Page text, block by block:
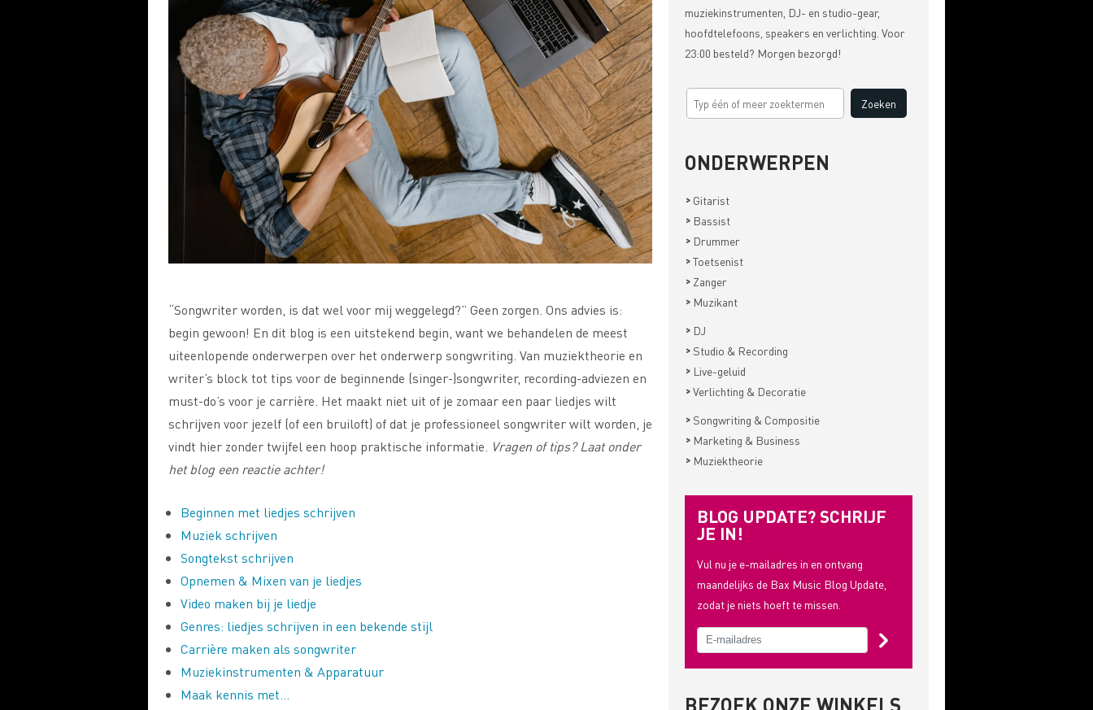
“Songwriter worden, is dat wel voor mij weggelegd?” Geen zorgen. Ons advies is:
begin gewoon! En dit blog is een uitstekend begin, want we behandelen de meest
uiteenlopende onderwerpen over het onderwerp songwriting. Van muziektheorie en
writer’s block tot tips voor de beginnende (singer-)songwriter, recording-adviezen en
must-do’s voor je carrière. Het maakt niet uit of je zomaar een paar liedjes wilt
schrijven voor jezelf (of een bruiloft) of dat je professioneel songwriter wilt worden, je
vindt hier zonder twijfel een hoop praktische informatie. Vragen of tips? Laat onder
het blog een reactie achter!
Beginnen met liedjes schrijven
Muziek schrijven
Songtekst schrijven
Opnemen & Mixen van je liedjes
Video maken bij je liedje
Genres: liedjes schrijven in een bekende stijl
Carrière maken als songwriter
Muziekinstrumenten & Apparatuur
Maak kennis met…
muziekinstrumenten, DJ- en studio-gear,
hoofdtelefoons, speakers en verlichting. Voor
23:00 besteld? Morgen bezorgd!
ONDERWERPEN
> Gitarist
> Bassist
> Drummer
>Toetsenist
> Zanger
> Muzikant
> DJ
> Studio & Recording
> Live-geluid
>Verlichting & Decoratie
> Songwriting & Compositie
> Marketing & Business
> Muziektheorie
BLOG UPDATE? SCHRIJF
JE IN!
Vul nu je e-mailadres in en ontvang
maandelijks de Bax Music Blog Update,
zodat je niets hoeft te missen.